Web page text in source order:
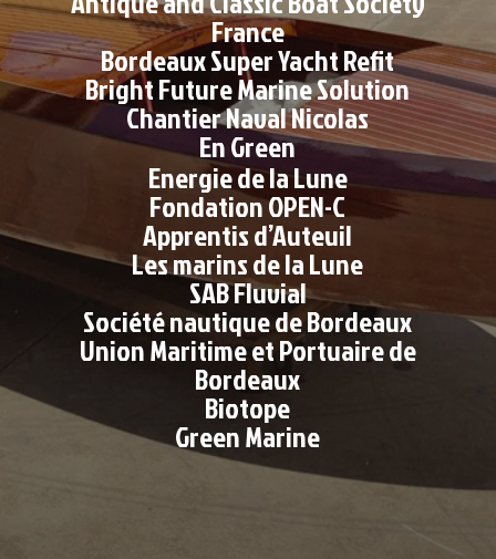
France
Bordeaux Super Yacht Refit
Bright Future Marine Solution
Chantier Naval Nicolas
En Green
Energie de la Lune
Fondation OPEN-C
Apprentis d’Auteuil
Les marins de la Lune
SAB Fluvial
Société nautique de Bordeaux
Union Maritime et Portuaire de
Bordeaux
Biotope
Green Marine